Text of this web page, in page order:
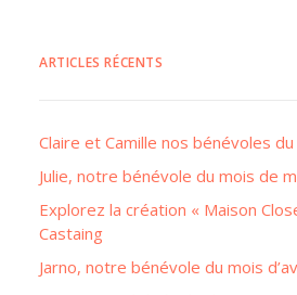
ARTICLES RÉCENTS
Claire et Camille nos bénévoles
Julie, notre bénévole du mois de
Explorez la création « Maison
Castaing
Jarno, notre bénévole du mois